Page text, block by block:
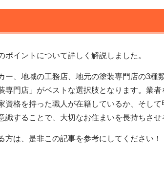
イントについて詳しく解説しました。
、地域の工務店、地元の塗装専門店の3種
専門店」がベストな選択肢となります。業
資格を持った職人が在籍しているか、そし
することで、大切なお住まいを長持ちさ
は、是非この記事を参考にしてください